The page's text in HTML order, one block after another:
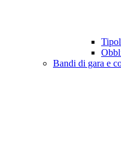
Bandi di gara e